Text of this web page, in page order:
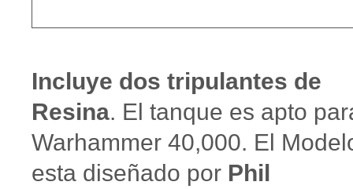
Incluye dos tripulantes de
Resina. El tanque es apto
Warhammer 40,000. El
esta diseñado por Phil